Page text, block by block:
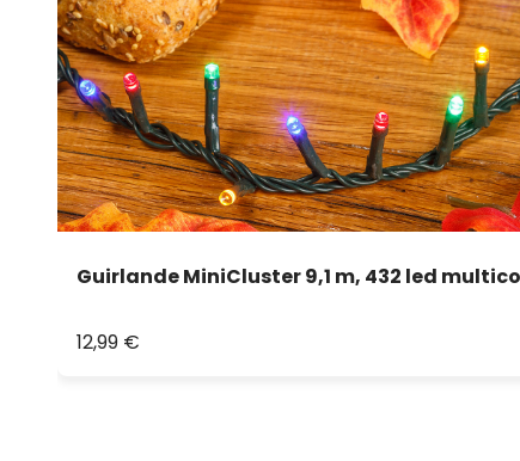
Guirlande MiniCluster 9,1 m, 432 led
12,99 €